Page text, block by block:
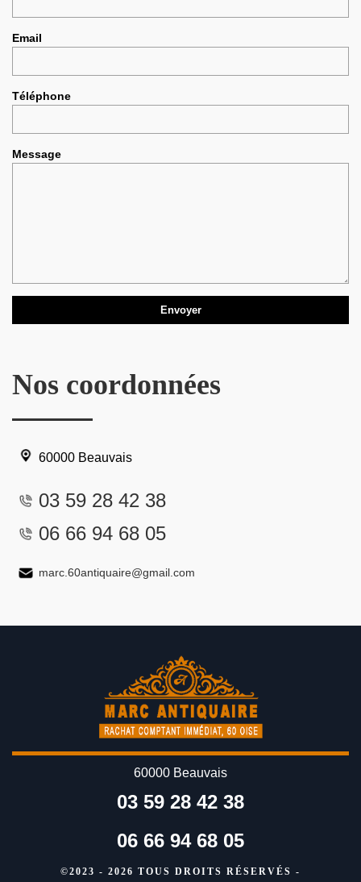
Email
Téléphone
Message
Nos coordonnées
60000 Beauvais
03 59 28 42 38
06 66 94 68 05
marc.60antiquaire@gmail.com
60000 Beauvais
03 59 28 42 38
06 66 94 68 05
©2023 - 2026 TOUS DROITS RÉSERVÉS -